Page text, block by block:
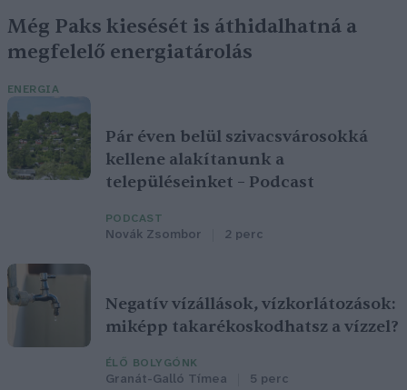
Még Paks kiesését is áthidalhatná a
megfelelő energiatárolás
ENERGIA
Pár éven belül szivacsvárosokká
kellene alakítanunk a
településeinket – Podcast
PODCAST
Novák Zsombor 2 perc
Negatív vízállások, vízkorlátozások:
miképp takarékoskodhatsz a vízzel?
ÉLŐ BOLYGÓNK
Granát-Galló Tímea 5 perc